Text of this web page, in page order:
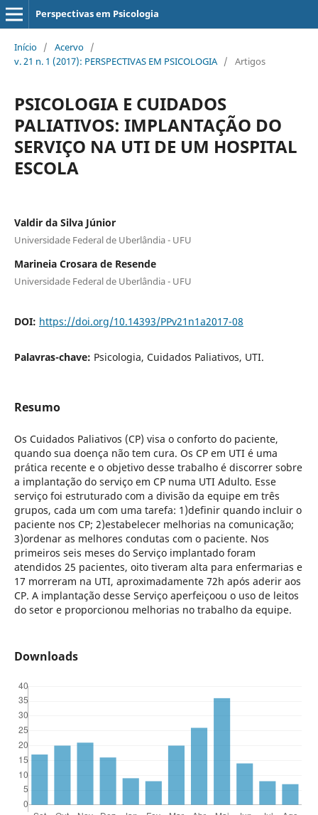
Perspectivas em Psicologia
Início / Acervo /
v. 21 n. 1 (2017): PERSPECTIVAS EM PSICOLOGIA / Artigos
PSICOLOGIA E CUIDADOS
PALIATIVOS: IMPLANTAÇÃO DO
SERVIÇO NA UTI DE UM HOSPITAL
ESCOLA
Valdir da Silva Júnior
Universidade Federal de Uberlândia - UFU
Marineia Crosara de Resende
Universidade Federal de Uberlândia - UFU
DOI: https://doi.org/10.14393/PPv21n1a2017-08
Palavras-chave: Psicologia, Cuidados Paliativos, UTI.
Resumo
Os Cuidados Paliativos (CP) visa o conforto do paciente,
quando sua doença não tem cura. Os CP em UTI é uma
prática recente e o objetivo desse trabalho é discorrer sobre
a implantação do serviço em CP numa UTI Adulto. Esse
serviço foi estruturado com a divisão da equipe em três
grupos, cada um com uma tarefa: 1)definir quando incluir o
paciente nos CP; 2)estabelecer melhorias na comunicação;
3)ordenar as melhores condutas com o paciente. Nos
primeiros seis meses do Serviço implantado foram
atendidos 25 pacientes, oito tiveram alta para enfermarias e
17 morreram na UTI, aproximadamente 72h após aderir aos
CP. A implantação desse Serviço aperfeiçoou o uso de leitos
do setor e proporcionou melhorias no trabalho da equipe.
Downloads